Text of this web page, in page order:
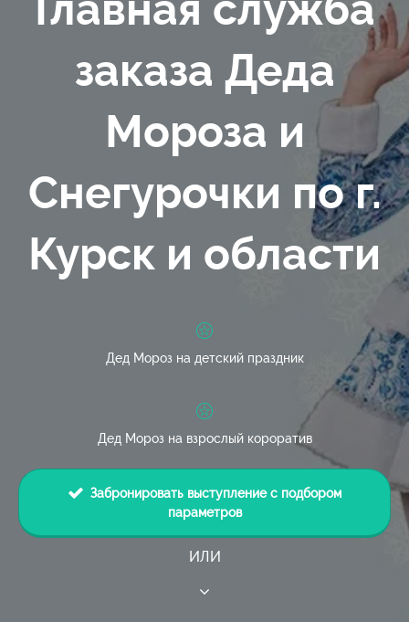
заказа Деда
Мороза и
Снегурочки по г.
Курск и области
Дед Мороз на детский праздник
Дед Мороз на взрослый короратив
Забронировать выступление с подбором
параметров
ИЛИ